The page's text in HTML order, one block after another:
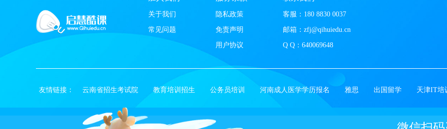
关于我们
常见问题
隐私政策
免责声明
用户协议
客服：180 8830 0037
邮箱：zfj@qihuiedu.cn
Q Q： 640069648
友情链接： 云南省招生考试院 教育培训招生 公务员培训 河南成人医学学历报名 雅思 出国留学 天津IT培